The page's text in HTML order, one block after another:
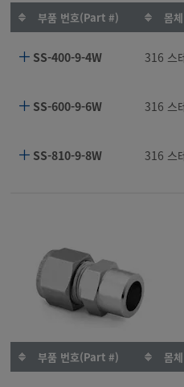
부품 번호(Part #) 몸
SS-400-9-4W 316 스
SS-600-9-6W 316 스
SS-810-9-8W 316 스
부품 번호(Part #) 몸